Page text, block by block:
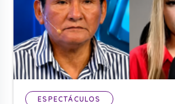
ESPECTÁCULOS